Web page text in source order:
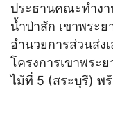
ประธานคณะทำงา
น้ำป่าสัก เขาพระ
อำนวยการส่วนส่ง
โครงการเขาพระ
ไม้ที่ 5 (สระบุรี) พ